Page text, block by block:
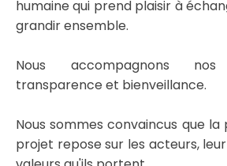
humaine qui prend plaisir à
grandir ensemble.
Nous accompagnons
transparence et bienveillance.
Nous sommes convaincus que
projet repose sur les acteurs,